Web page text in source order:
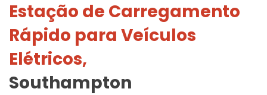
Estação de Carregamento
Rápido para Veículos
Elétricos,
Southampton